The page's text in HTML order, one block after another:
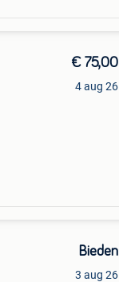
€ 75,00
4 aug 26
Bieden
3 aug 26